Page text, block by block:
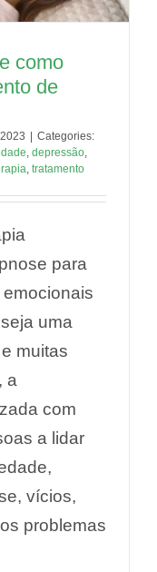
como
de
Categories:
, depressão,
, tratamento
para
uma
muitas
a
com
a lidar
vícios,
problemas